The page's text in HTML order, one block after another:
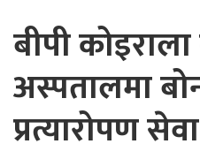
बीपी
अस्पतालमा
प्रत्यारोपण